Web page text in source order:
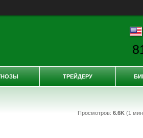
Просмотров: 6.6K(1
ТРЕЙДЕРУ